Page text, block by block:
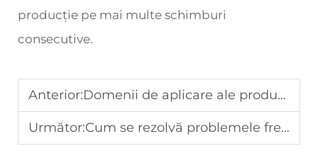
producție pe mai multe schimburi
consecutive.
Anterior:Domenii de aplicare ale produselor realizate cu mașini de fabricare a hârtiei tip fagure
Următor:Cum se rezolvă problemele frecvente de blocare la mașinile de asamblare a cutiilor din carton